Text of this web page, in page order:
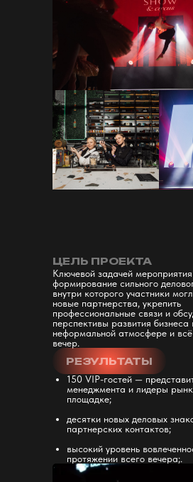
ЦЕЛЬ ПРОЕКТА
Ключевой задачей
формирование сильного
внутри которого участники
новые партнерства, укрепить
профессиональные связи и
перспективы развития
неформальной атмосфере и
вечер.
РЕЗУЛЬТАТЫ
150 VIP-гостей —
менеджмента и лидеры
площадке;
десятки новых деловых
партнерских контактов;
высокий уровень
протяжении всего вечера;.